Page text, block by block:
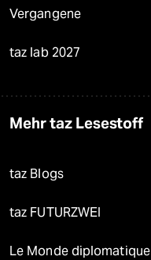
Vergangene
taz lab 2027
Mehr taz Lesestoff
taz Blogs
taz FUTURZWEI
Le Monde diplomatique